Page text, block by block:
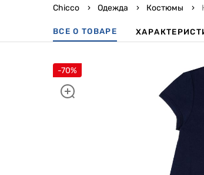
Chicco Одежда Костюмы
ВСЕ О ТОВАРЕ
-70%